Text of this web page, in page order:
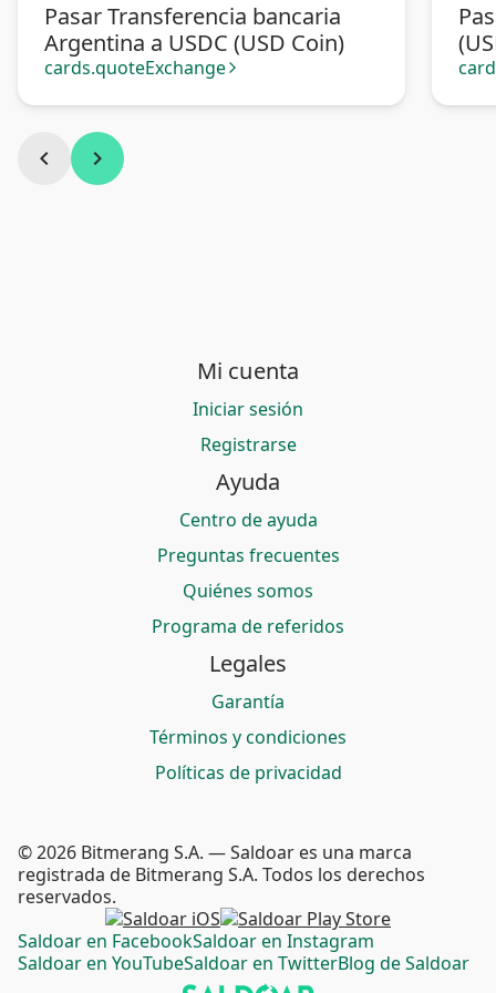
Pasar Transferencia bancaria
Argentina a USDC (USD Coin)
cards.quoteExchange arrow_forward_ios
chevron_left chevron_right
Mi cuenta
Iniciar sesión
Registrarse
Ayuda
Centro de ayuda
Preguntas frecuentes
Quiénes somos
Programa de referidos
Legales
Garantía
Términos y condiciones
Políticas de privacidad
Saldoar en FacebookSaldoar en Instagram
Saldoar en YouTubeSaldoar en TwitterBlog de Saldoar
© 2026 Bitmerang S.A. — Saldoar es una marca
registrada de Bitmerang S.A. Todos los derechos
reservados.